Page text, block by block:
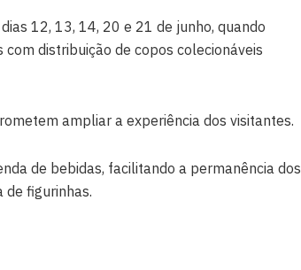
12, 13, 14, 20 e 21 de junho, quando
distribuição de copos colecionáveis
ampliar a experiência dos visitantes.
de bebidas, facilitando a permanência dos
figurinhas.